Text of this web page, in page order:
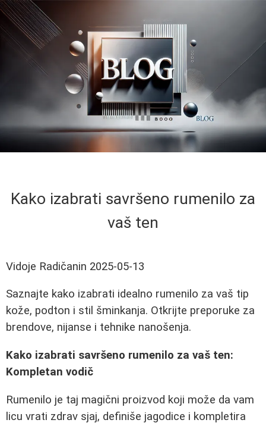
Kako izabrati savršeno rumenilo za
vaš ten
Vidoje Radičanin 2025-05-13
Saznajte kako izabrati idealno rumenilo za vaš tip
kože, podton i stil šminkanja. Otkrijte preporuke za
brendove, nijanse i tehnike nanošenja.
Kako izabrati savršeno rumenilo za vaš ten:
Kompletan vodič
Rumenilo je taj magični proizvod koji može da vam
licu vrati zdrav sjaj, definiše jagodice i kompletira